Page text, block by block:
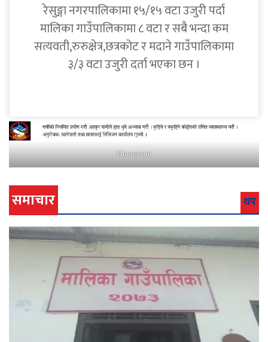
रेसुङ्गा नगरपालिकामा १५/१५ वटा उजुरी पर्दा
मालिका गाउँपालिकामा ८ वटा र सबै भन्दा कम
सत्यवती,रुरुक्षेत्र,छत्रकोट र मदाने गाउँपालिकामा
३/३ वटा उजुरी दर्ता भएका छन ।
khanepani
समाचार थप